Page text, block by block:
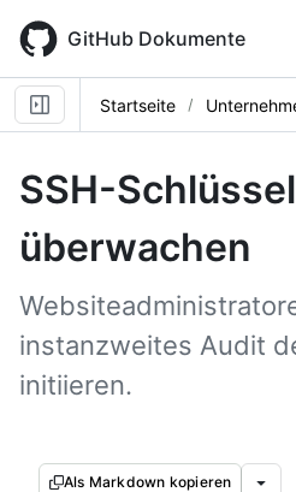
main
content
GitHub Dokumente
Startseite
SSH-Schlüssel
überwachen
instanzweites Audit
initiieren.
Als Markdown kopieren